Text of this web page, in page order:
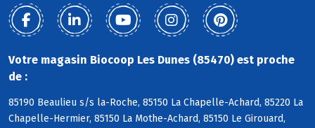
Votre magasin Biocoop Les Dunes (85470) est proche
de :
85190 Beaulieu s/s la-Roche, 85150 La Chapelle-Achard, 85220 La
Chapelle-Hermier, 85150 La Mothe-Achard, 85150 Le Girouard,